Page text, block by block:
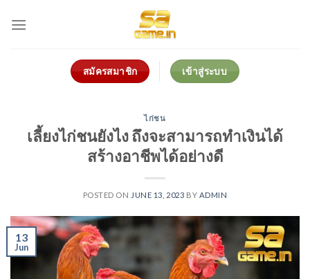
สมัครสมาชิก เข้าสู่ระบบ
ไก่ชน
เลี้ยงไก่ชนยังไง ถึงจะสามารถทำเงินได้
สร้างอาชีพได้อย่างดี
POSTED ON JUNE 13, 2023 BY ADMIN
13
Jun